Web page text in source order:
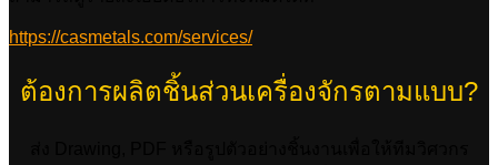
https://casmetals.com/services/
ต้องการผลิตชิ้นส่วนเครื่องจักรตามแบบ?